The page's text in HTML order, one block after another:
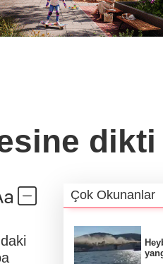
dikti
Çok Okunanlar